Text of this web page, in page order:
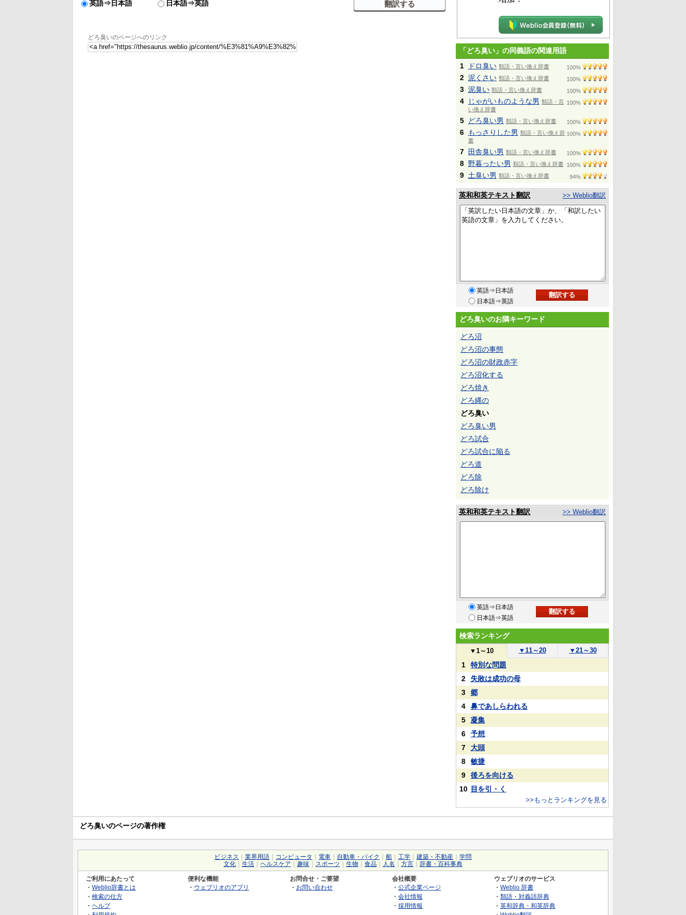
英語⇒日本語 日本語⇒英語
どろ臭いのページへのリンク
「どろ臭い」の同義語の関連用語
1
ドロ臭い 類語・言い換え辞書 100%
2 泥くさい 類語・言い換え辞書 100%
3 泥臭い 類語・言い換え辞書 100%
4 じゃがいものような男 類語・言
い換え辞書
100%
5 どろ臭い男 類語・言い換え辞書 100%
6 もっさりした男 類語・言い換え辞
書
100%
7 田舎臭い男 類語・言い換え辞書 100%
8 野暮ったい男 類語・言い換え辞書 100%
9 土臭い男 類語・言い換え辞書 94%
英和和英テキスト翻訳 >> Weblio翻訳
英語⇒日本語
日本語⇒英語
どろ臭いのお隣キーワード
どろ沼
どろ沼の事態
どろ沼の財政赤字
どろ沼化する
どろ焼き
どろ縄の
どろ臭い
どろ臭い男
どろ試合
どろ試合に陥る
どろ道
どろ除
どろ除け
英和和英テキスト翻訳 >> Weblio翻訳
英語⇒日本語
日本語⇒英語
検索ランキング
▼ 1～10 ▼ 11～20 ▼ 21～30
1
特別な問題
2
失敗は成功の母
3
郷
4
鼻であしらわれる
5
凝集
6
予想
7
大頭
8
敏捷
9
後ろを向ける
10 目を引・く
>>もっとランキングを見る
どろ臭いのページの著作権
ビジネス 業界用語 コンピュータ 電車 自動車・バイク 船 工学 建築・不動産
学問
文化
生活 ヘルスケア 趣味 スポーツ 生物 食品 人名 方言 辞書・百科事典
ご利用にあたって
・ Weblio辞書とは
・ 検索の仕方
・ ヘルプ
便利な機能
・ ウェブリオのアプリ
お問合せ・ご要望
・ お問い合わせ
会社概要
・ 公式企業ページ
・ 会社情報
・ 採用情報
ウェブリオのサービス
・ Weblio 辞書
・ 類語・対義語辞典
・ 英和辞典・和英辞典